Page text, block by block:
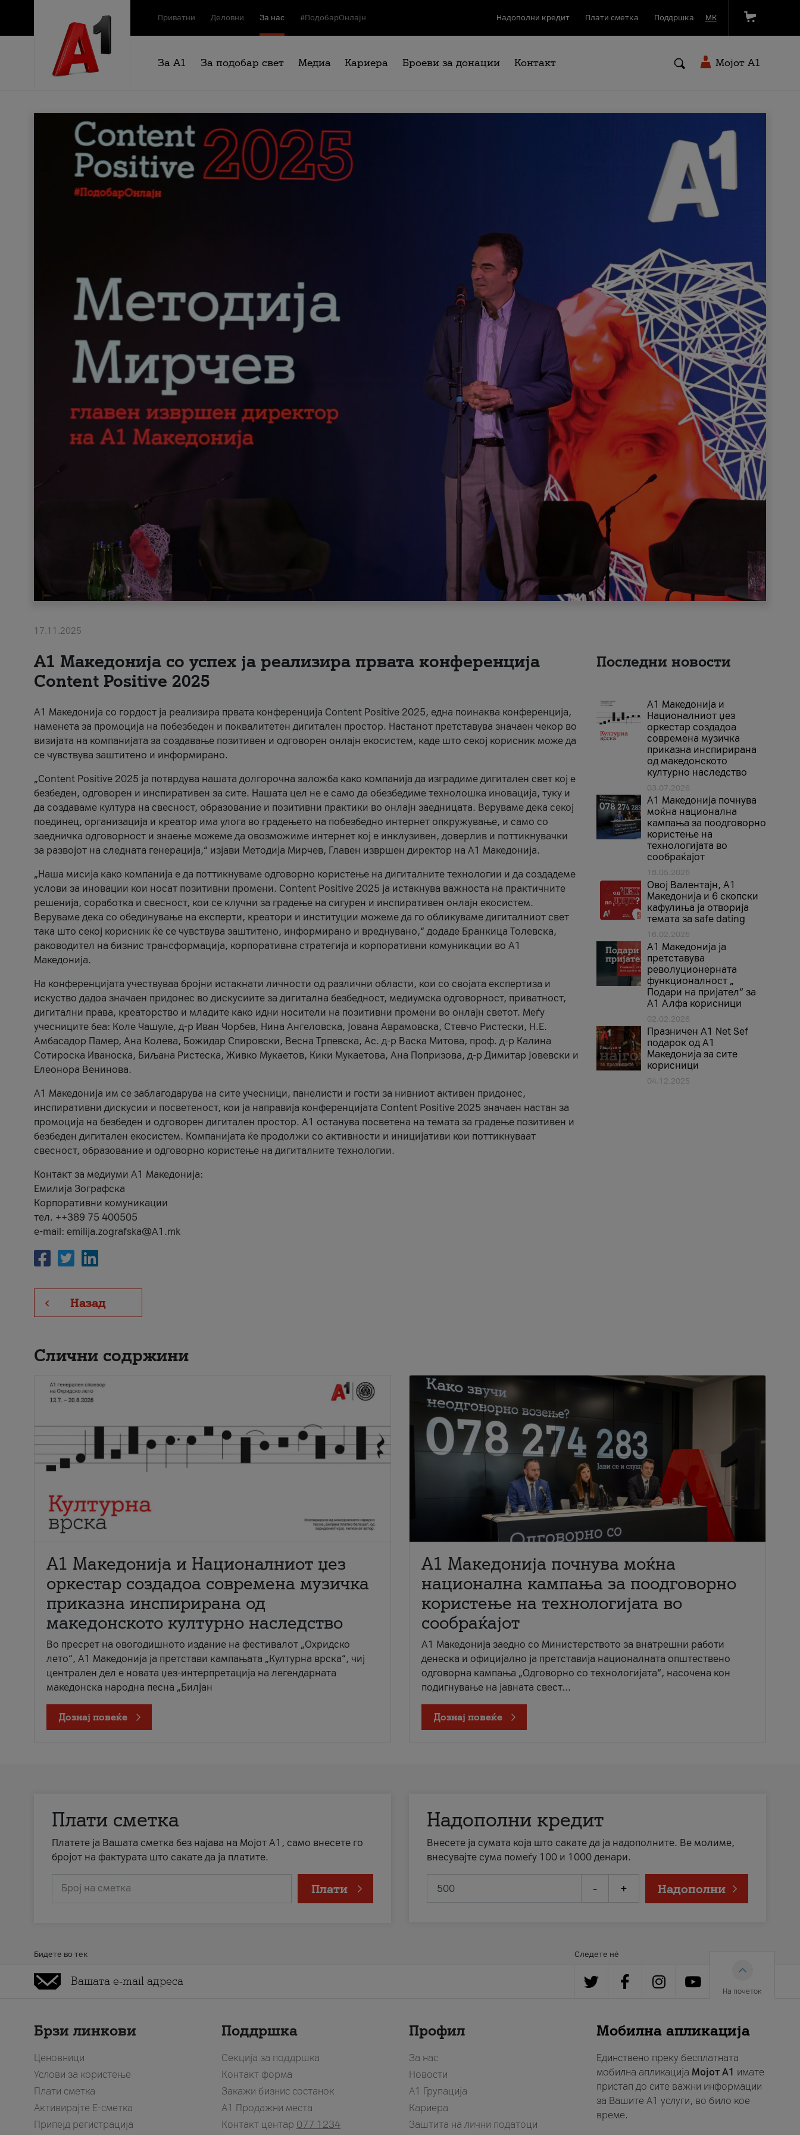
Приватни Деловни За нас #ПодобарОнлајн Надополни кредит Плати сметка Поддршка МК
За А1 За подобар свет Медиа Кариера Броеви за донации Контакт Мојот A1
17.11.2025
А1 Македонија со успех ја реализира првата конференција
Content Positive 2025
А1 Македонија со гордост ја реализира првата конференција Content Positive 2025, една поинаква конференција,
наменета за промоција на побезбеден и поквалитетен дигитален простор. Настанот претставува значаен чекор во
визијата на компанијата за создавање позитивен и одговорен онлајн екосистем, каде што секој корисник може да
се чувствува заштитено и информирано.
„Content Positive 2025 ја потврдува нашата долгорочна заложба како компанија да изградиме дигитален свет кој е
безбеден, одговорен и инспиративен за сите. Нашата цел не е само да обезбедиме технолошка иновација, туку и
да создаваме култура на свесност, образование и позитивни практики во онлајн заедницата. Веруваме дека секој
поединец, организација и креатор има улога во градењето на побезбедно интернет опкружување, и само со
заедничка одговорност и знаење можеме да овозможиме интернет кој е инклузивен, доверлив и поттикнувачки
за развојот на следната генерација,“ изјави Методија Мирчев, Главен извршен директор на А1 Македонија.
„Наша мисија како компанија е да поттикнуваме одговорно користење на дигиталните технологии и да создадеме
услови за иновации кои носат позитивни промени. Content Positive 2025 ја истакнува важноста на практичните
решенија, соработка и свесност, кои се клучни за градење на сигурен и инспиративен онлајн екосистем.
Веруваме дека со обединување на експерти, креатори и институции можеме да го обликуваме дигиталниот свет
така што секој корисник ќе се чувствува заштитено, информирано и вреднувано,“ додаде Бранкица Толевска,
раководител на бизнис трансформација, корпоративна стратегија и корпоративни комуникации во А1
Македонија.
На конференцијата учествуваа бројни истакнати личности од различни области, кои со својата експертиза и
искуство дадоа значаен придонес во дискусиите за дигитална безбедност, медиумска одговорност, приватност,
дигитални права, креаторство и младите како идни носители на позитивни промени во онлајн светот. Меѓу
учесниците беа: Коле Чашуле, д-р Иван Чорбев, Нина Ангеловска, Јована Аврамовска, Стевчо Ристески, Н.Е.
Амбасадор Памер, Ана Колева, Божидар Спировски, Весна Трпевска, Ас. д-р Васка Митова, проф. д-р Калина
Сотироска Иваноска, Биљана Ристеска, Живко Мукаетов, Кики Мукаетова, Ана Попризова, д-р Димитар Јовевски и
Елеонора Венинова.
А1 Македонија им се заблагодарува на сите учесници, панелисти и гости за нивниот активен придонес,
инспиративни дискусии и посветеност, кои ја направија конференцијата Content Positive 2025 значаен настан за
промоција на безбеден и одговорен дигитален простор. А1 останува посветена на темата за градење позитивен и
безбеден дигитален екосистем. Компанијата ќе продолжи со активности и иницијативи кои поттикнуваат
свесност, образование и одговорно користење на дигиталните технологии.
Контакт за медиуми А1 Македонија:
Емилија Зографска
Корпоративни комуникации
тел. ++389 75 400505
e-mail: emilija.zografska@A1.mk
Назад
Последни новости
А1 Македонија и
Националниот џез
оркестар создадоа
современа музичка
приказна инспирирана
од македонското
културно наследство
03.07.2026
A1 Македонија почнува
моќна национална
кампања за поодговорно
користење на
технологијата во
сообраќајот
18.05.2026
Овој Валентајн, A1
Македонија и 6 скопски
кафулиња ја отворија
темата за safe dating
16.02.2026
А1 Македонија ја
претставува
револуционерната
функционалност „
Подари на пријател“ за
А1 Алфа корисници
02.02.2026
Празничен A1 Net Sеf
подарок од А1
Македонија за сите
корисници
04.12.2025
Слични содржини
А1 Македонија и Националниот џез
оркестар создадоа современа музичка
приказна инспирирана од
македонското културно наследство
Во пресрет на овогодишното издание на фестивалот „Охридско
лето“, А1 Македонија ја претстави кампањата „Културна врска“, чиј
централен дел е новата џез-интерпретација на легендарната
македонска народна песна „Билјан
Дознај повеќе
A1 Македонија почнува моќна
национална кампања за поодговорно
користење на технологијата во
сообраќајот
A1 Македонија заедно со Министерството за внатрешни работи
денеска и официјално ја претставија националната општествено
одговорна кампања „Одговорно со технологијата“, насочена кон
подигнување на јавната свест...
Дознај повеќе
Плати сметка
Платете ја Вашата сметка без најава на Мојот А1, само внесете го
бројот на фактурата што сакате да ја платите.
Број на сметка Плати
Надополни кредит
Внесете ја сумата која што сакате да ја надополните. Ве молиме,
внесувајте сума помеѓу 100 и 1000 денари.
- + Надополни
Бидете во тек Следете нè
На почеток
Брзи линкови
Ценовници
Услови за користење
Плати сметка
Активирајте Е-сметка
Припејд регистрација
Поддршка
Секција за поддршка
Контакт форма
Закажи бизнис состанок
A1 Продажни места
Контакт центар 077 1234
Профил
За нас
Новости
А1 Групација
Кариера
Заштита на лични податоци
Мобилна апликација
Единствено преку бесплатната
мобилна апликација Мојот A1 имате
пристап до сите важни информации
за Вашите A1 услуги, во било кое
време.